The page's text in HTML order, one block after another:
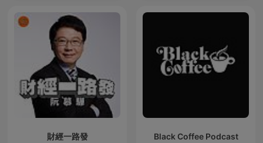
財經一路發 Black Coffee Podcast